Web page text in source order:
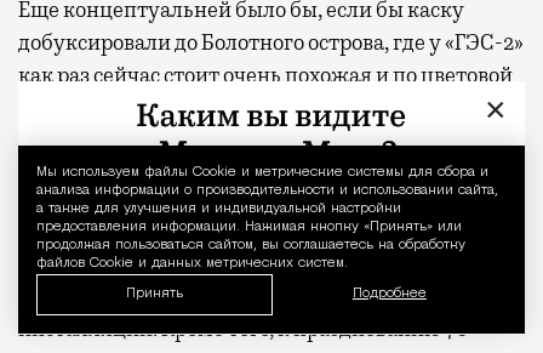
Уведомление
Мы используем файлы Сookie и метрические системы для сбора и
анализа информации о производительности и использовании сайта,
а также для улучшения и индивидуальной настройки
предоставления информации. Нажимая кнопку «Принять» или
продолжая пользоваться сайтом, вы соглашаетесь на обработку
файлов Cookie и данных метрических систем.
Принять Подробнее
Еще концептуальней было бы, если бы каску
добуксировали до Болотного острова, где у «ГЭС-2»
как раз сейчас стоиточень похожаяи по цветовой
гамме, и по габаритам «Садовая лопатка» Класа
Олденбурга и Кошье ван Брюгген.
Сам праздник отмечается 9 августа. По случаю
юбилея он на улицах города заметен куда больше,
чем обычно: только недавно мыписали
с архивными видами города и другие
инсталляции. Кроме того, к празднованию 70-
×